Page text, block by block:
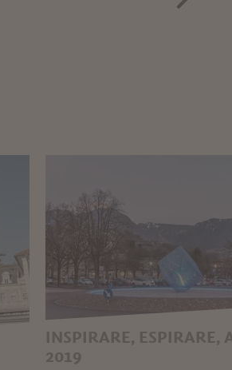
INSPIRARE, ESPIRARE,
2019